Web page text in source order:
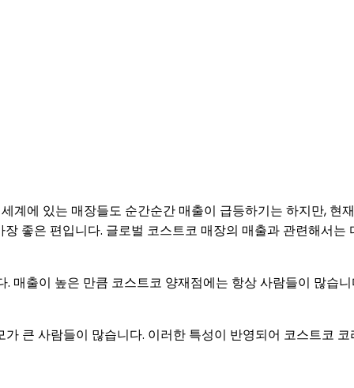
계에 있는 매장들도 순간순간 매출이 급등하기는 하지만, 현
좋은 편입니다. 글로벌 코스트코 매장의 매출과 관련해서는
. 매출이 높은 만큼 코스트코 양재점에는 항상 사람들이 많습
큰 사람들이 많습니다. 이러한 특성이 반영되어 코스트코